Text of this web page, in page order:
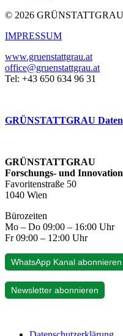
© 2026 GRÜNSTATTGRAU
IMPRESSUM
www.gruenstattgrau.at
office@gruenstattgrau.at
Tel: +43 650 634 96 31
GRÜNSTATTGRAU
GRÜNSTATTGRAU
Forschungs- und
Favoritenstraße 50
1040 Wien
Bürozeiten
Mo – Do 09:00 – 16:00 Uhr
Fr 09:00 – 12:00 Uhr
WhatsApp Kanal abonnieren
Newsletter abonnieren